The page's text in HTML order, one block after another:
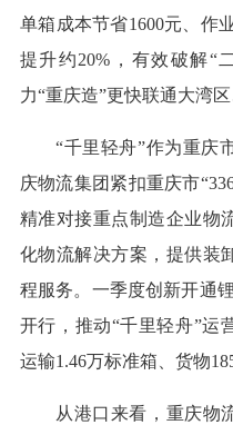
单箱成本节省1600元、作
提升约20%，有效破解“
力“重庆造”更快联通大湾
“千里轻舟”作为重庆
庆物流集团紧扣重庆市
精准对接重点制造企业物
化物流解决方案，提供装
程服务。一季度创新开通
开行，推动“千里轻舟”运
运输1.46万标准箱、货物
从港口来看，重庆物